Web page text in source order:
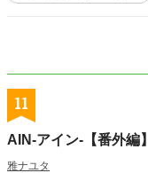
11
AIN-アイン-【番外編
雅ナユタ